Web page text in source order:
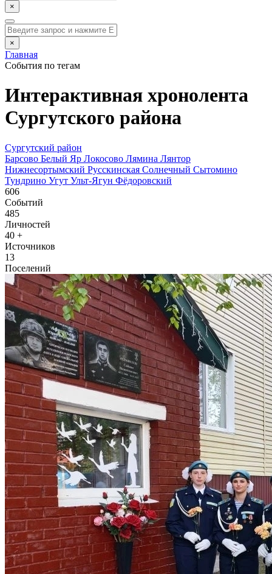
×
×
Главная
События по тегам
Интерактивная хронолента
Сургутского района
Сургутский район
Барсово Белый Яр Локосово Лямина Лянтор
Нижнесортымский Русскинская Солнечный Сытомино
Тундрино Угут Ульт-Ягун Фёдоровский
606
Событий
485
Личностей
40 +
Источников
13
Поселений